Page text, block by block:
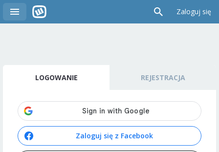
Zaloguj się
LOGOWANIE REJESTRACJA
Zaloguj się z Facebook